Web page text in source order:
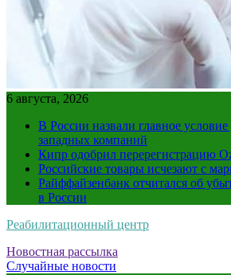
6 августа, 2026
В России назвали главное
западных компаний
Кипр одобрил перерегистрацию
Российские товары исчезают с
Райффайзенбанк отчитался об
в России
Реабилитационный центр
Новостная рассылка
Случайные новости